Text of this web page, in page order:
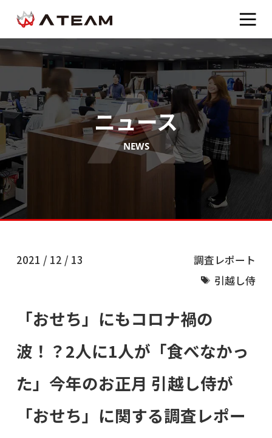
ニュース
NEWS
2021 / 12 / 13
調査レポート
引越し侍
「おせち」にもコロナ禍の
波！？2人に1人が「食べなかっ
た」今年のお正月 引越し侍が
「おせち」に関する調査レポー